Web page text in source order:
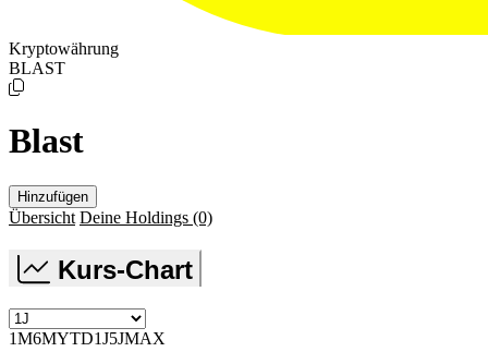
Kryptowährung
BLAST
Blast
Hinzufügen
Übersicht Deine Holdings (0)
Kurs-Chart
1M6MYTD1J5JMAX